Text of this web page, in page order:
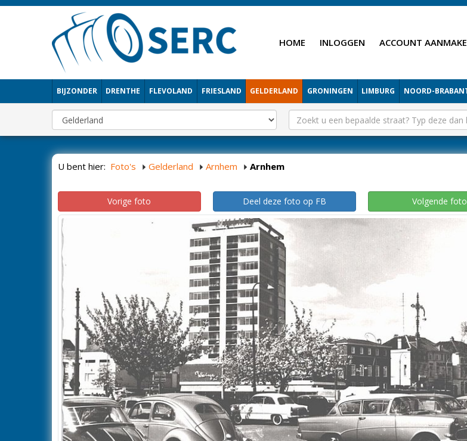
HOME INLOGGEN ACCOUNT
BIJZONDER DRENTHE FLEVOLAND FRIESLAND GELDERLAND GRONINGEN LIMBURG NOORD-
U bent hier: Foto's Gelderland Arnhem Arnhem
Vorige foto Deel deze foto op FB Volgende foto